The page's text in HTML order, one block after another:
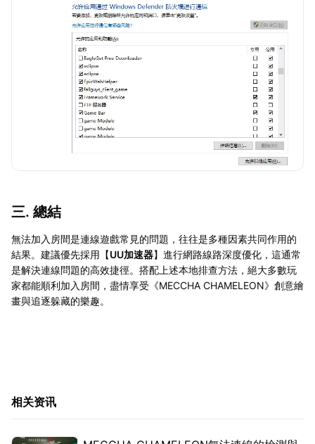
三. 總結
無法加入房間是連線遊戲常見的問題，往往是多種因素共同作用的
結果。建議優先採用【UU加速器】進行網路線路深度優化，這通常
是解決連線問題的高效捷徑。搭配上述本地排查方法，絕大多數玩
家都能順利加入房間，盡情享受《MECCHA CHAMELEON》創意繪
畫與追逐躲藏的樂趣。
相关资讯